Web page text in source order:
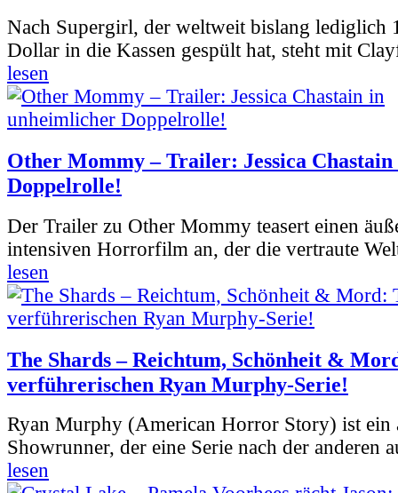
Nach Supergirl, der weltweit bislang lediglich
Dollar in die Kassen gespült hat, steht mit
lesen
Other Mommy – Trailer: Jessica
Doppelrolle!
Der Trailer zu Other Mommy teasert einen
intensiven Horrorfilm an, der die vertraute
lesen
The Shards – Reichtum, Schönheit &
verführerischen Ryan Murphy-Serie!
Ryan Murphy (American Horror Story) ist ein
Showrunner, der eine Serie nach der anderen
lesen